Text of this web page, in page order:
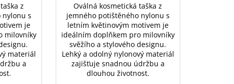
z
nylonu s
je
milovníky
materiál
a
Oválná kosmetická taška z
jemného potištěného nylonu s
letním květinovým motivem je
ideálním doplňkem pro milovníky
svěžího a stylového designu.
Lehký a odolný nylonový materiál
zajišťuje snadnou údržbu a
dlouhou životnost.